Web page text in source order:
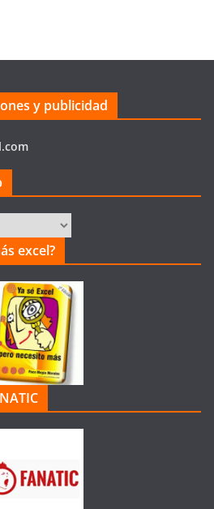
y publicidad
excel?